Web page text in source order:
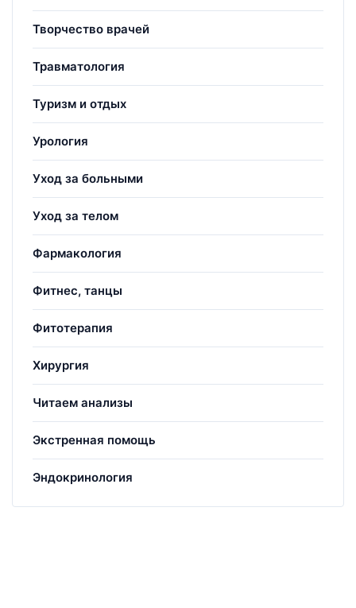
Творчество врачей
Травматология
Туризм и отдых
Урология
Уход за больными
Уход за телом
Фармакология
Фитнес, танцы
Фитотерапия
Хирургия
Читаем анализы
Экстренная помощь
Эндокринология